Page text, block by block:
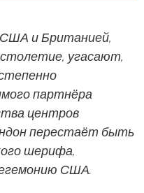
и Британией,
угасают,
партнёра
центров
перестаёт быть
шерифа,
США.